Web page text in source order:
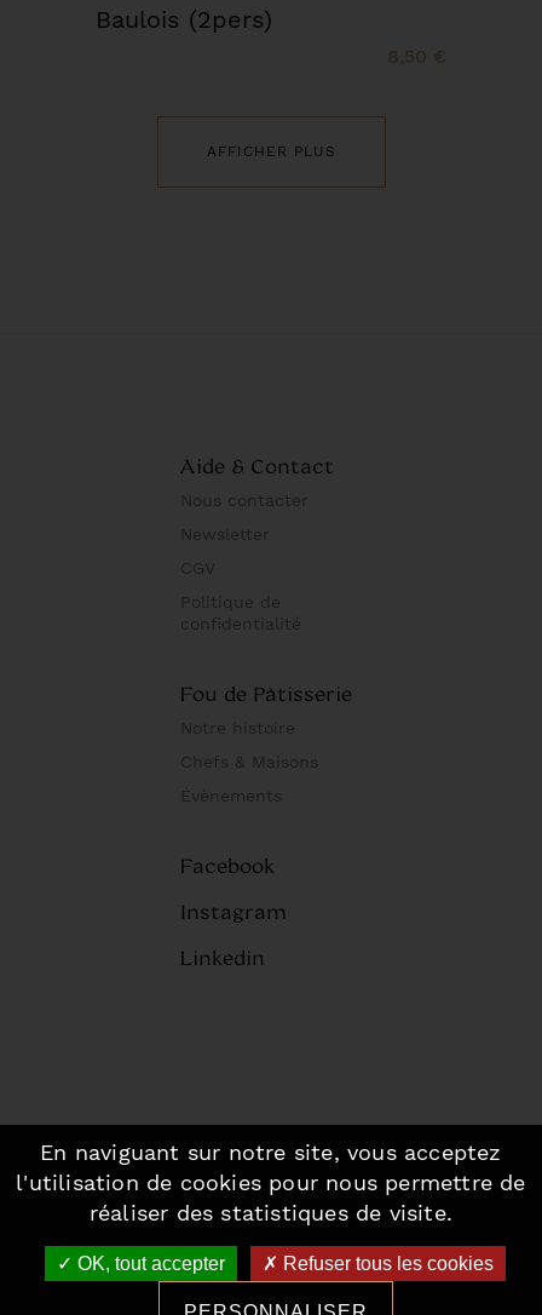
Baulois (2pers)
8,50 €
AFFICHER PLUS
Aide & Contact
Nous contacter
Newsletter
CGV
Politique de
confidentialité
Fou de Pâtisserie
Notre histoire
Chefs & Maisons
Évènements
Facebook
Instagram
Linkedin
©2026 Fou de Pâtisserie, Paris.
Mentions légales - Plan du site
Made with love by Altimax
En naviguant sur notre site, vous acceptez
l'utilisation de cookies pour nous permettre de
réaliser des statistiques de visite.
OK, tout accepter Refuser tous les cookies